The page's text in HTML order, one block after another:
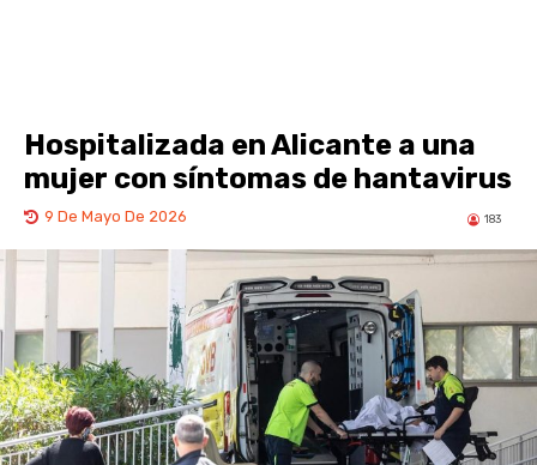
Hospitalizada en Alicante a una
mujer con síntomas de hantavirus
9 De Mayo De 2026 183